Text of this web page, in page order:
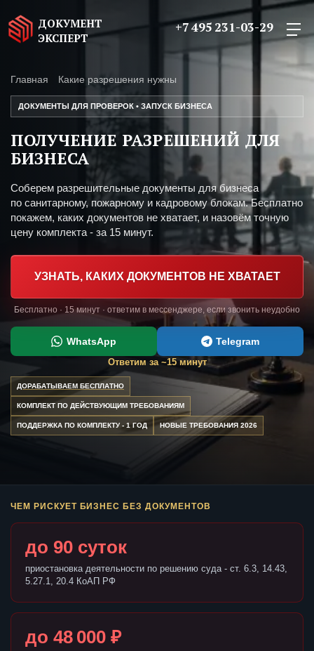
ДОКУМЕНТ
ЭКСПЕРТ
+7 495 231-03-29
Главная Какие разрешения нужны
ДОКУМЕНТЫ ДЛЯ ПРОВЕРОК • ЗАПУСК БИЗНЕСА
ПОЛУЧЕНИЕ РАЗРЕШЕНИЙ ДЛЯ
БИЗНЕСА
Соберем разрешительные документы для бизнеса
по санитарному, пожарному и кадровому блокам. Бесплатно
покажем, каких документов не хватает, и назовём точную
цену комплекта - за 15 минут.
УЗНАТЬ, КАКИХ ДОКУМЕНТОВ НЕ ХВАТАЕТ
Бесплатно · 15 минут · ответим в мессенджере, если звонить неудобно
WhatsApp Telegram
Ответим за ~15 минут
ДОРАБАТЫВАЕМ БЕСПЛАТНО
КОМПЛЕКТ ПО ДЕЙСТВУЮЩИМ ТРЕБОВАНИЯМ
ПОДДЕРЖКА ПО КОМПЛЕКТУ - 1 ГОД НОВЫЕ ТРЕБОВАНИЯ 2026
ЧЕМ РИСКУЕТ БИЗНЕС БЕЗ ДОКУМЕНТОВ
до 90 суток
приостановка деятельности по решению суда - ст. 6.3, 14.43,
5.27.1, 20.4 КоАП РФ
до 48 000 ₽